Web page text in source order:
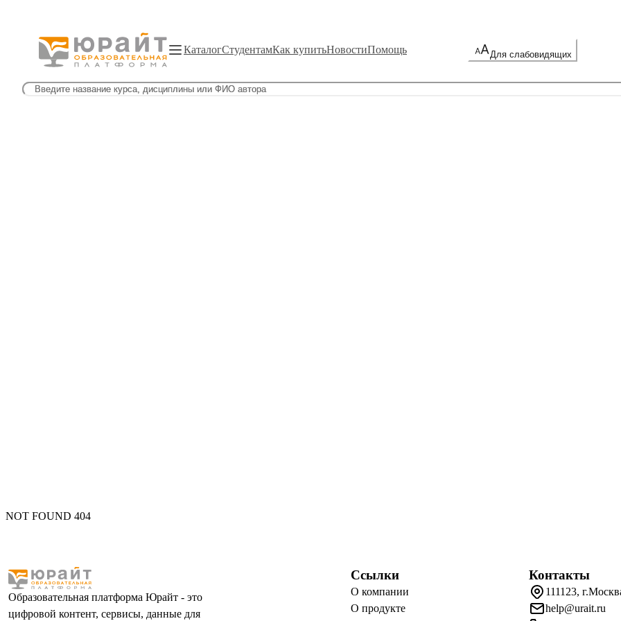
КаталогСтудентамКак купитьНовостиПомощь Для слабовидящих
NOT FOUND 404
Образовательная платформа Юрайт - это
цифровой контент, сервисы, данные для
Ссылки
О компании
О продукте
Контакты
111123,
help@urait.ru